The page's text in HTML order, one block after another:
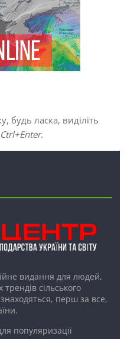
ласка, виділіть
Ctrl+Enter.
видання для людей,
сільського
перш за все,
популяризації